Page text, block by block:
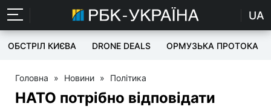
UA
ОБСТРІЛ КИЄВА DRONE DEALS ОРМУЗЬКА ПРОТОКА
Головна » Новини » Політика
НАТО потрібно відповідати